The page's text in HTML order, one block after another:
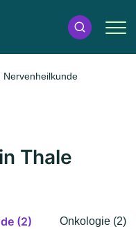
Nervenheilkunde
Thale
(2) Onkologie (2)